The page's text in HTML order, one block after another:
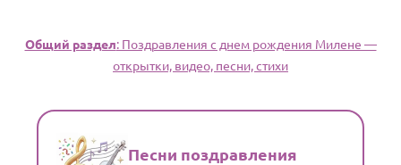
Общий раздел: Поздравления с днем рождения Милене —
открытки, видео, песни, стихи
Песни поздравления